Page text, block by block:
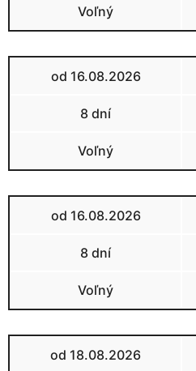
Voľný
od 16.08.2026
8 dní
Voľný
od 16.08.2026
8 dní
Voľný
od 18.08.2026